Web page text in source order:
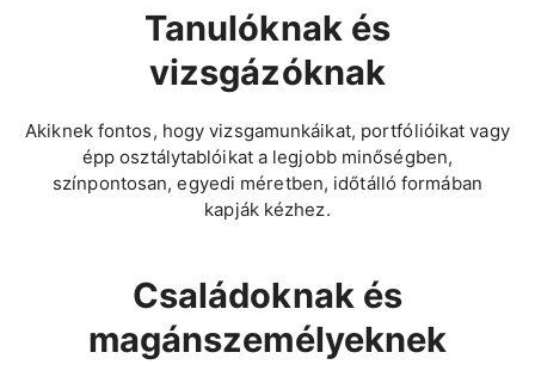
Tanulóknak és
vizsgázóknak
Akiknek fontos, hogy vizsgamunkáikat, portfólióikat vagy
épp osztálytablóikat a legjobb minőségben,
színpontosan, egyedi méretben, időtálló formában
kapják kézhez.
Családoknak és
magánszemélyeknek